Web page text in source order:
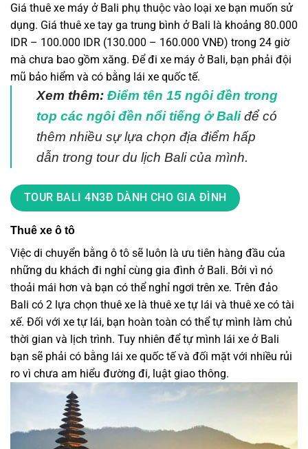
Giá thuê xe máy ở Bali phụ thuộc vào loại xe bạn muốn sử
dụng. Giá thuê xe tay ga trung bình ở Bali là khoảng 80.000
IDR – 100.000 IDR (130.000 – 160.000 VNĐ) trong 24 giờ
mà chưa bao gồm xăng. Để đi xe máy ở Bali, bạn phải đội
mũ bảo hiểm và có bằng lái xe quốc tế.
Xem thêm: Điểm tên 15 ngôi đền trong
top các ngôi đền nổi tiếng ở Baliđể có
thêm nhiều sự lựa chọn địa điểm hấp
dẫn trong tour du lịch Bali của mình.
TOUR BALI 4N3Đ DÀNH CHO GIA ĐÌNH
Thuê xe ô tô
Việc di chuyển bằng ô tô sẽ luôn là ưu tiên hàng đầu của
những du khách đi nghỉ cùng gia đình ở Bali. Bởi vì nó
thoải mái hơn và bạn có thể nghỉ ngơi trên xe. Trên đảo
Bali có 2 lựa chọn thuê xe là thuê xe tự lái và thuê xe có tài
xế. Đối với xe tự lái, bạn hoàn toàn có thể tự mình làm chủ
thời gian và lịch trình. Tuy nhiên để tự mình lái xe ở Bali
bạn sẽ phải có bằng lái xe quốc tế và đối mặt với nhiều rủi
ro vì chưa am hiểu đường đi, luật giao thông.